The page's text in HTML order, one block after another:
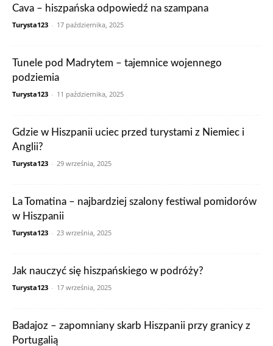
Cava – hiszpańska odpowiedź na szampana
Turysta123 - 17 października, 2025
Tunele pod Madrytem – tajemnice wojennego
podziemia
Turysta123 - 11 października, 2025
Gdzie w Hiszpanii uciec przed turystami z Niemiec i
Anglii?
Turysta123 - 29 września, 2025
La Tomatina – najbardziej szalony festiwal pomidorów
w Hiszpanii
Turysta123 - 23 września, 2025
Jak nauczyć się hiszpańskiego w podróży?
Turysta123 - 17 września, 2025
Badajoz – zapomniany skarb Hiszpanii przy granicy z
Portugalią